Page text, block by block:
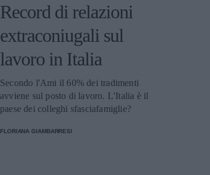
Record di relazioni
extraconiugali sul
lavoro in Italia
Secondo l'Ami il 60% dei tradimenti
avviene sul posto di lavoro. L'Italia è il
paese dei colleghi sfasciafamiglie?
FLORIANA GIAMBARRESI